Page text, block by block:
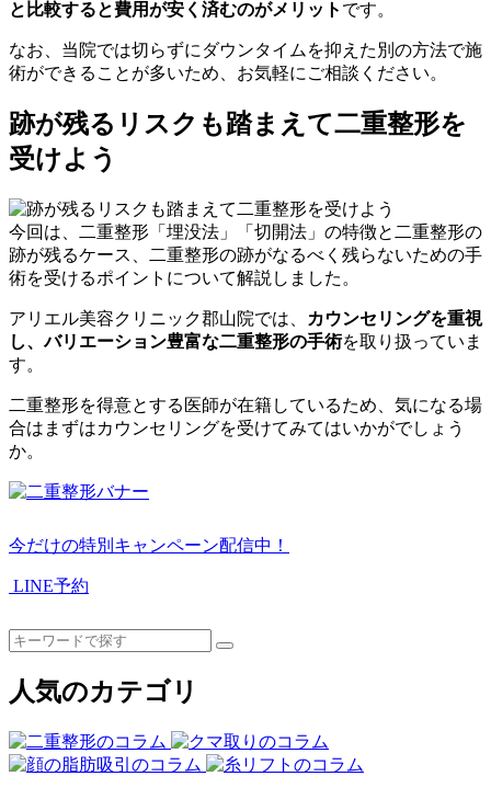
と比較すると費用が安く済むのがメリット です。
なお、当院では切らずにダウンタイムを抑えた別の方法で施
術ができることが多いため、お気軽にご相談ください。
跡が残るリスクも踏まえて二重整形を
受けよう
今回は、二重整形「埋没法」「切開法」の特徴と二重整形の
跡が残るケース、二重整形の跡がなるべく残らないための手
術を受けるポイントについて解説しました。
アリエル美容クリニック郡山院では、
カウンセリングを重視
し、バリエーション豊富な二重整形の手術を取り扱っていま
す。
二重整形を得意とする医師が在籍しているため、気になる場
合はまずはカウンセリングを受けてみてはいかがでしょう
か。
今だけの特別キャンペーン配信中！
LINE予約
人気のカテゴリ